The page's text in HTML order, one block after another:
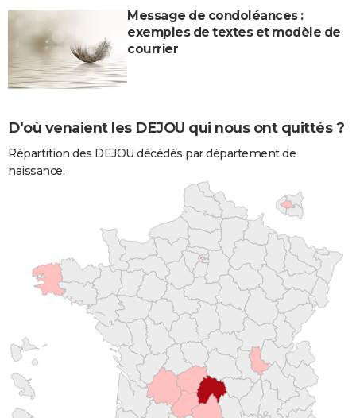
Message de condoléances :
exemples de textes et modèle de
courrier
D'où venaient les DEJOU qui nous ont quittés ?
Répartition des DEJOU décédés par département de
naissance.